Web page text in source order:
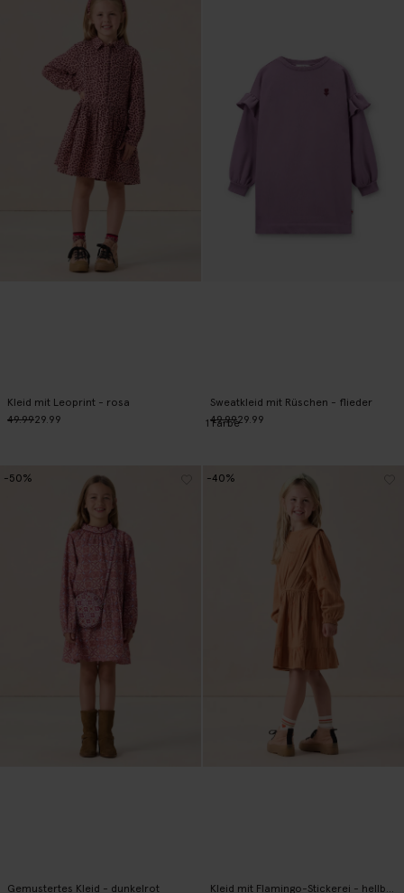
Kleid mit Leoprint - rosa
49.9929.99
Sweatkleid mit Rüschen - flieder
49.9929.99
1Farbe
Gemustertes Kleid - dunkelrot
-50% -40%